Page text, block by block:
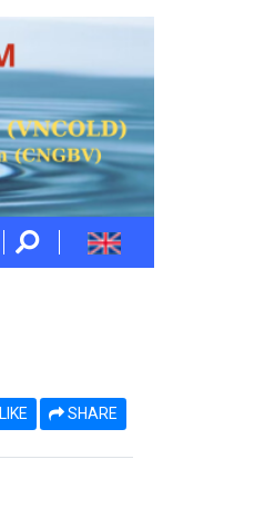
LIKE SHARE